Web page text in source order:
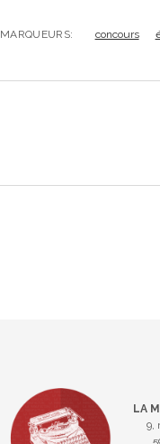
MARQUEURS: concours
LA
9,